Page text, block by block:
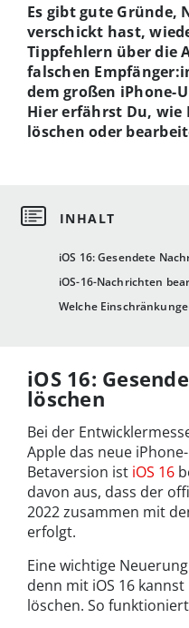
iOS 16: Gesendete
iOS-16-Nachrichten
Welche
Es gibt gute Gründe,
verschickt hast,
Tippfehlern über die
falschen
dem großen iPhone-
Hier erfährst Du, wie
löschen oder
iOS 16:
löschen
Bei der
Apple das neue
Betaversion ist iOS 16
davon aus, dass der
2022 zusammen mit
erfolgt.
Eine wichtige
denn mit iOS 16
löschen. So